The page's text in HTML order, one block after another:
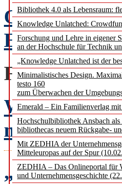
Bibliothek 4.0 als Lebensraum:
Knowledge Unlatched:
Forschung und Lehre in eigener
an der Hochschule für Technik
„Knowledge Unlatched ist der
Minimalistisches Design.
testo 160
zum Überwachen der
Emerald – Ein Familienverlag
Hochschulbibliothek Ansbach
bibliothecas neuem Rückgabe-
Mit ZEDHIA der
Mitteleuropas auf der Spur
ZEDHIA – Das Onlineportal für
und Unternehmensgeschichte
Open
Eine Replik
Warum
machen
„Alexa,